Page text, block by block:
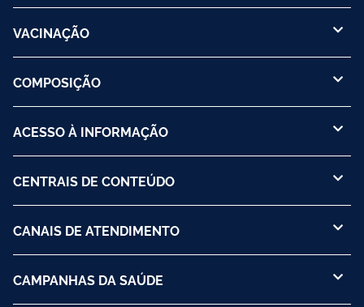
VACINAÇÃO
COMPOSIÇÃO
ACESSO À INFORMAÇÃO
CENTRAIS DE CONTEÚDO
CANAIS DE ATENDIMENTO
CAMPANHAS DA SAÚDE